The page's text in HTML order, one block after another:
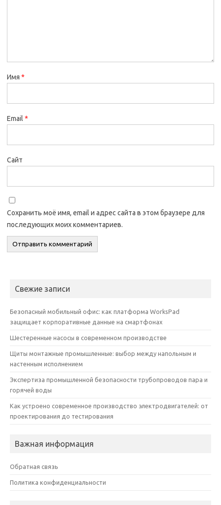
Имя *
Email *
Сайт
Сохранить моё имя, email и адрес сайта в этом браузере для
последующих моих комментариев.
Свежие записи
Безопасный мобильный офис: как платформа WorksPad
защищает корпоративные данные на смартфонах
Шестеренные насосы в современном производстве
Щиты монтажные промышленные: выбор между напольным и
настенным исполнением
Экспертиза промышленной безопасности трубопроводов пара и
горячей воды
Как устроено современное производство электродвигателей: от
проектирования до тестирования
Важная информация
Обратная связь
Политика конфиденциальности